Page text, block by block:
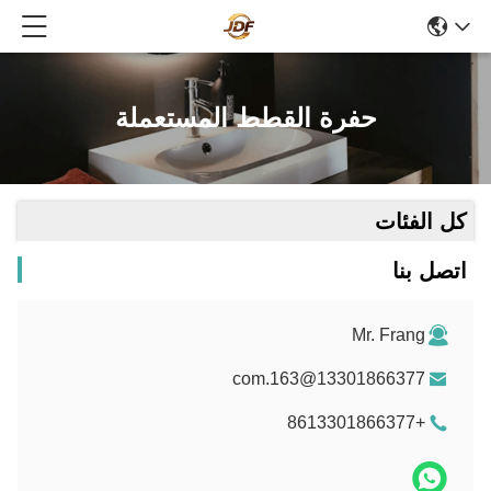
حفرة القطط المستعملة
كل الفئات
اتصل بنا
Mr. Frang
13301866377@163.com
+8613301866377